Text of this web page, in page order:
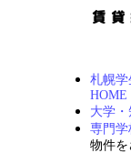
札幌学
HOME
大学
専門学
物件を